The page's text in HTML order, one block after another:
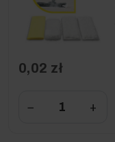
0,02 zł
− +